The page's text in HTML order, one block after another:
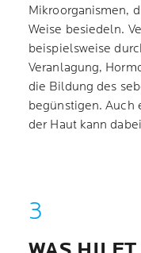
Mikroorganismen,
Weise besiedeln.
beispielsweise
Veranlagung,
die Bildung des
begünstigen. Auch
der Haut kann